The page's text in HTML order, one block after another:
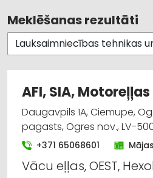
Visas nozares
Lauksaimniecības
Lauksaimniecības
labošana, remonts
Lauksaimniecības
tirdzniecība
Meklēšanas rezultāti
AFI, SIA, Motoreļļas
Daugavpils 1A, Ciemupe,
pagasts, Ogres nov., LV-
+371 65068601
Vācu eļļas, OEST,